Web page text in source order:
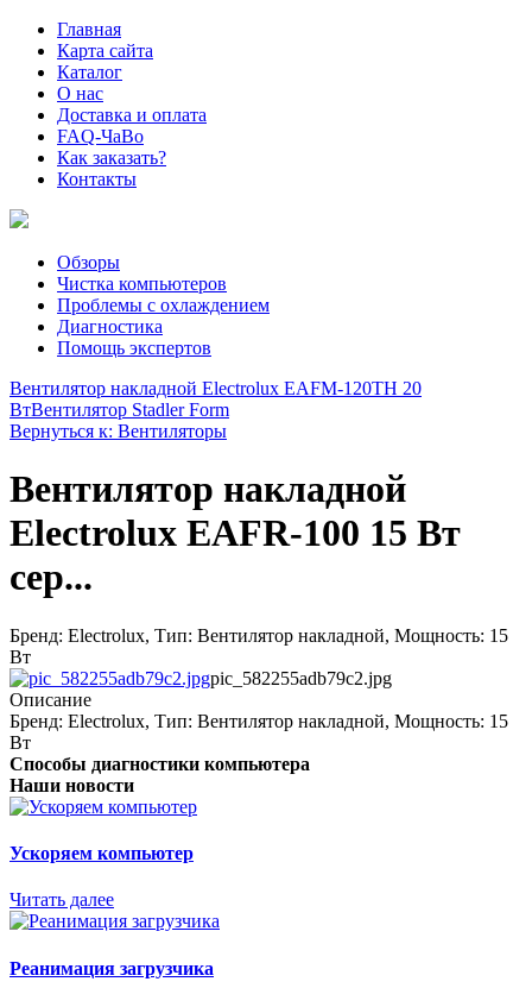
Главная
Карта сайта
Каталог
О нас
Доставка и оплата
FAQ-ЧаВо
Как заказать?
Контакты
Обзоры
Чистка компьютеров
Проблемы с охлаждением
Диагностика
Помощь экспертов
Вентилятор накладной Electrolux EAFM-120TH 20
ВтВентилятор Stadler Form
Вернуться к: Вентиляторы
Вентилятор накладной
Electrolux EAFR-100 15 Вт
сер...
Бренд: Electrolux, Тип: Вентилятор накладной, Мощность: 15
Вт
pic_582255adb79c2.jpg
Описание
Бренд: Electrolux, Тип: Вентилятор накладной, Мощность: 15
Вт
Способы диагностики компьютера
Наши новости
Ускоряем компьютер
Читать далее
Реанимация загрузчика